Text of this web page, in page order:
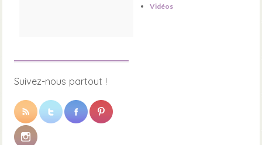
Vidéos
Suivez-nous partout !